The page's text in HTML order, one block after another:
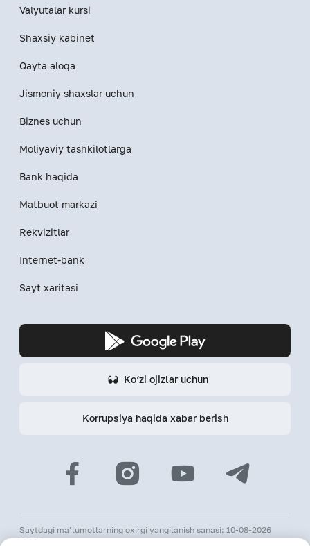
Valyutalar kursi
Shaxsiy kabinet
Qayta aloqa
Jismoniy shaxslar uchun
Biznes uchun
Moliyaviy tashkilotlarga
Bank haqida
Matbuot markazi
Rekvizitlar
Internet-bank
Sayt xaritasi
Ko‘zi ojizlar uchun
Korrupsiya haqida xabar berish
Saytdagi ma’lumotlarning oxirgi yangilanish sanasi: 10-08-2026
14:25